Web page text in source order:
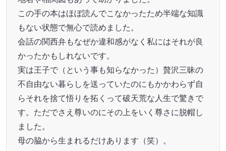
この手の本はほぼ読んでこなかったため半端な知識
もない状態で無心で読めました。
会話の関西弁もなぜか違和感がなく私にはそれが良
かったかもしれないです。
実は王子で（という事も知らなかった）贅沢三昧の
不自由ない暮らしを送っていたのにもかかわらず自
らそれを捨て悟りを拓くって破天荒な人生で驚きで
す。ただでさえ尊いのにその上をいく尊さに脱帽し
ました。
母の脇から生まれるだけあります（笑）。